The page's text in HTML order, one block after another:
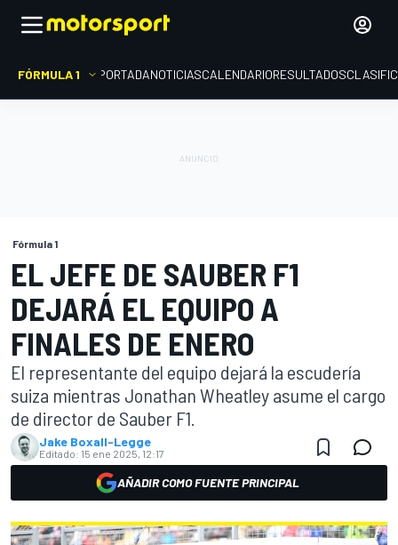
FÓRMULA 1 PORTADANOTICIASCALENDARIORESULTADOS
Fórmula 1
EL JEFE DE SAUBER F1
DEJARÁ EL EQUIPO A
FINALES DE ENERO
El representante del equipo dejará la escudería
suiza mientras Jonathan Wheatley asume el cargo
de director de Sauber F1.
Jake Boxall-Legge
Editado: 15 ene 2025, 12:17
AÑADIR COMO FUENTE PRINCIPAL